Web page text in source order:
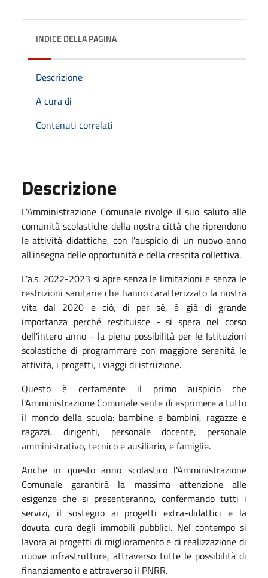
INDICE DELLA PAGINA
Descrizione
A cura di
Contenuti correlati
Descrizione
L'Amministrazione Comunale rivolge il suo saluto alle
comunità scolastiche della nostra città che riprendono
le attività didattiche, con l'auspicio di un nuovo anno
all'insegna delle opportunità e della crescita collettiva.
L'a.s. 2022-2023 si apre senza le limitazioni e senza le
restrizioni sanitarie che hanno caratterizzato la nostra
vita dal 2020 e ciò, di per sé, è già di grande
importanza perché restituisce - si spera nel corso
dell'intero anno - la piena possibilità per le Istituzioni
scolastiche di programmare con maggiore serenità le
attività, i progetti, i viaggi di istruzione.
Questo è certamente il primo auspicio che
l'Amministrazione Comunale sente di esprimere a tutto
il mondo della scuola: bambine e bambini, ragazze e
ragazzi, dirigenti, personale docente, personale
amministrativo, tecnico e ausiliario, e famiglie.
Anche in questo anno scolastico l'Amministrazione
Comunale garantirà la massima attenzione alle
esigenze che si presenteranno, confermando tutti i
servizi, il sostegno ai progetti extra-didattici e la
dovuta cura degli immobili pubblici. Nel contempo si
lavora ai progetti di miglioramento e di realizzazione di
nuove infrastrutture, attraverso tutte le possibilità di
finanziamento e attraverso il PNRR.